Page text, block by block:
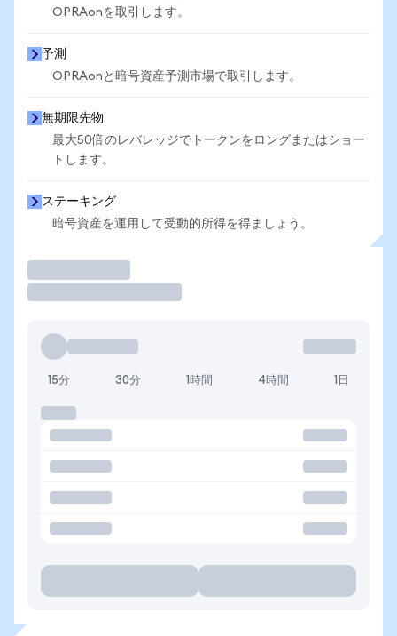
OPRAonを取引します。
予測
OPRAonと暗号資産予測市場で取引します。
無期限先物
最大50倍のレバレッジでトークンをロングまたはショー
トします。
ステーキング
暗号資産を運用して受動的所得を得ましょう。
15分 30分 1時間 4時間 1日